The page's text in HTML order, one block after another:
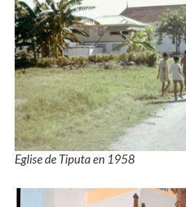
Eglise de Tiputa en 1958